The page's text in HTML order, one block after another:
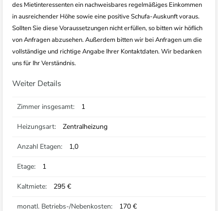
des Mietinteressenten ein nachweisbares regelmäßiges Einkommen
in ausreichender Höhe sowie eine positive Schufa-Auskunft voraus.
Sollten Sie diese Voraussetzungen nicht erfüllen, so bitten wir höflich
von Anfragen abzusehen. Außerdem bitten wir bei Anfragen um die
vollständige und richtige Angabe Ihrer Kontaktdaten. Wir bedanken
uns für Ihr Verständnis.
Weiter Details
Zimmer insgesamt: 1
Heizungsart: Zentralheizung
Anzahl Etagen: 1,0
Etage: 1
Kaltmiete: 295 €
monatl. Betriebs-/Nebenkosten: 170 €